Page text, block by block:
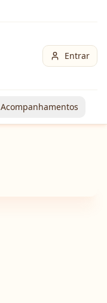
Entrar
Acompanhamentos